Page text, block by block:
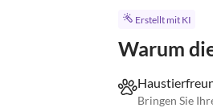
Erstellt mit KI
Warum
Bringen Sie